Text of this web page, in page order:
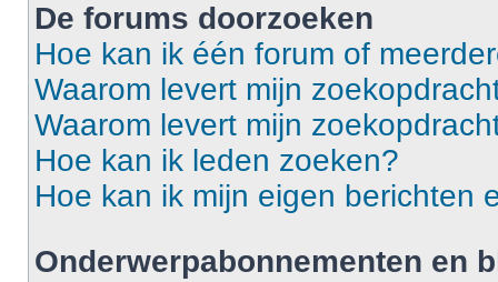
De forums doorzoeken
Hoe kan ik één forum of
Waarom levert mijn
Waarom levert mijn
Hoe kan ik leden zoeken?
Hoe kan ik mijn eigen berichten
Onderwerpabonnementen en